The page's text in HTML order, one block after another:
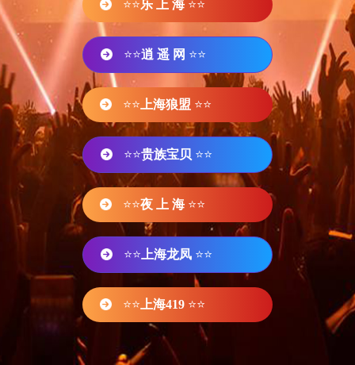
⭐⭐乐 上 海 ⭐⭐
⭐⭐逍 遥 网 ⭐⭐
⭐⭐ 上海狼盟 ⭐⭐
⭐⭐贵族宝贝 ⭐⭐
⭐⭐夜 上 海 ⭐⭐
⭐⭐ 上海龙凤 ⭐⭐
⭐⭐ 上海419 ⭐⭐